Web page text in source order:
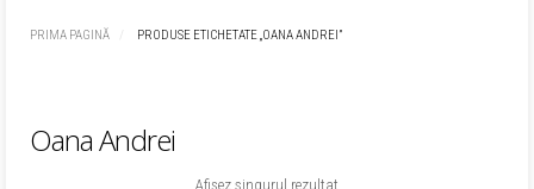
PRIMA PAGINĂ PRODUSE ETICHETATE „OANA ANDREI”
Oana Andrei
Afișez singurul rezultat